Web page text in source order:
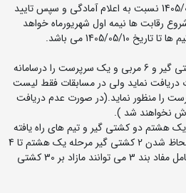
د: تیم ها میتوانند از تاریخ 1405/04/15 نسبت به اعلام آمادگی و سپس تایید
رقابت ها نیمه اول شهریورماه خواهد
05/10 می باشد.
الف - هر تیم می تواند تا 30 کشتی گیر و 6 مربی و یک سرپرست را درسامانه
دریافت نماید ولی در مسابقات فقط لیست
یک سرپرست را منظور نماید.(در صورت عدم دریافت
نخواهند شد ).
هشتم دو کشتی گیر و تیم های راه یافته
به مرحله نیمه نهایی و نهایی با لحاظ شدن 2 کشتی گیر مرحله یک هشتم تا 4
کشتی گیر غیره بومی با رعایت کامل مفاد بند 3 می توانند مازاد بر 30 کشتی